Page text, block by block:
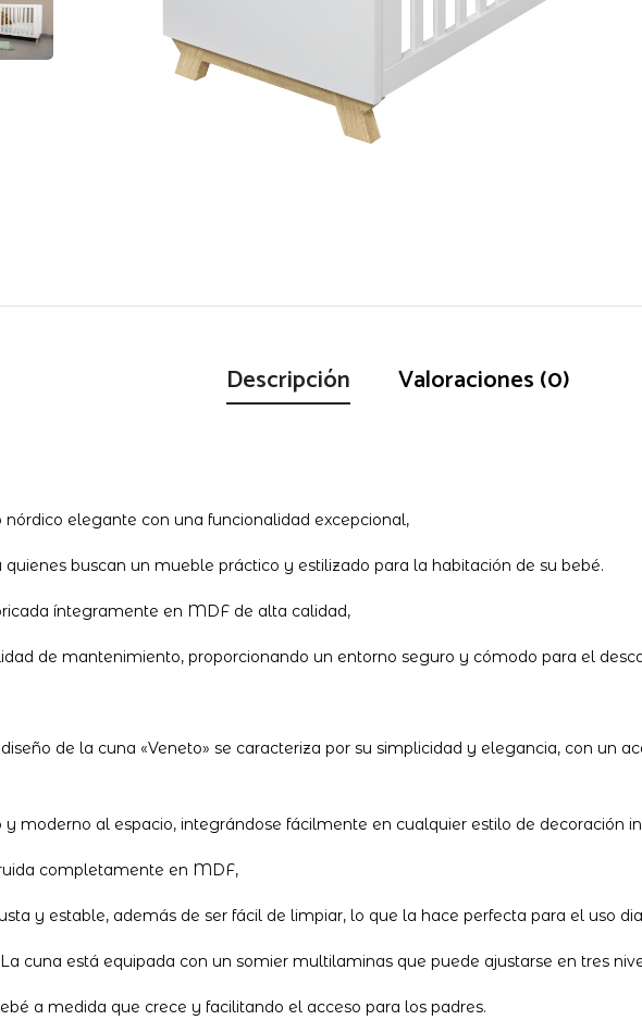
Descripción Valoraciones (0)
elegante con una funcionalidad excepcional,
buscan un mueble práctico y estilizado para la habitación de su bebé.
íntegramente en MDF de alta calidad,
de mantenimiento, proporcionando un entorno seguro y cómodo para el
diseño de la cuna «Veneto» se caracteriza por su simplicidad y elegancia, con un
moderno al espacio, integrándose fácilmente en cualquier estilo de decoración
completamente en MDF,
y estable, además de ser fácil de limpiar, lo que la hace perfecta para el uso
La cuna está equipada con un somier multilaminas que puede ajustarse en tres
a medida que crece y facilitando el acceso para los padres.